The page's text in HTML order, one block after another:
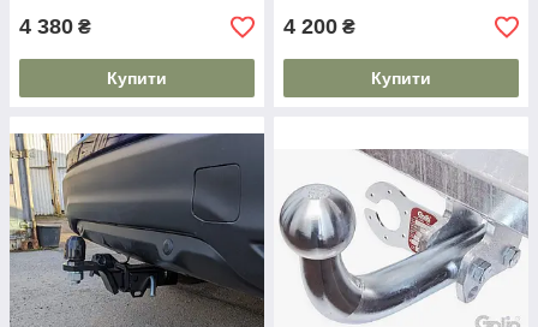
4 380 ₴
Купити
4 200 ₴
Купити